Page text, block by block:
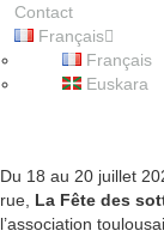
Contact
Français
Français
Euskara
00:00
Du 18 au 20 juillet
rue, La Fête des
l’association